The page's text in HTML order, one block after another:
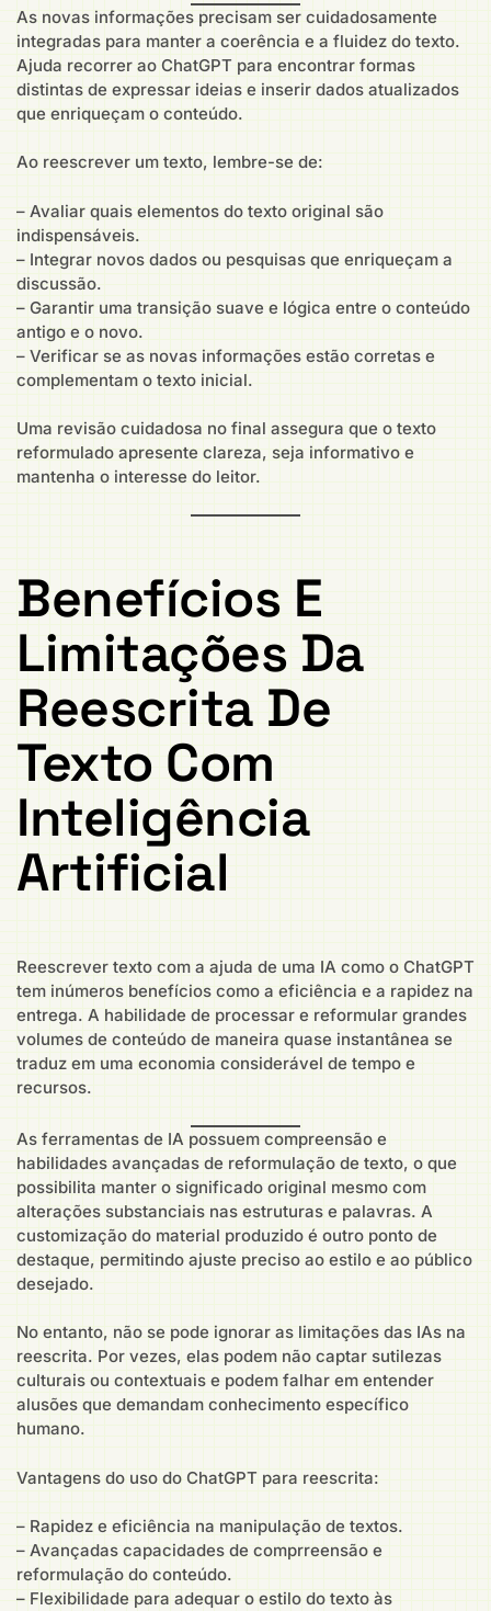
As novas informações precisam ser cuidadosamente
integradas para manter a coerência e a fluidez do texto.
Ajuda recorrer ao ChatGPT para encontrar formas
distintas de expressar ideias e inserir dados atualizados
que enriqueçam o conteúdo.
Ao reescrever um texto, lembre-se de:
– Avaliar quais elementos do texto original são
indispensáveis.
– Integrar novos dados ou pesquisas que enriqueçam a
discussão.
– Garantir uma transição suave e lógica entre o conteúdo
antigo e o novo.
– Verificar se as novas informações estão corretas e
complementam o texto inicial.
Uma revisão cuidadosa no final assegura que o texto
reformulado apresente clareza, seja informativo e
mantenha o interesse do leitor.
Benefícios E
Limitações Da
Reescrita De
Texto Com
Inteligência
Artificial
Reescrever texto com a ajuda de uma IA como o ChatGPT
tem inúmeros benefícios como a eficiência e a rapidez na
entrega. A habilidade de processar e reformular grandes
volumes de conteúdo de maneira quase instantânea se
traduz em uma economia considerável de tempo e
recursos.
As ferramentas de IA possuem compreensão e
habilidades avançadas de reformulação de texto, o que
possibilita manter o significado original mesmo com
alterações substanciais nas estruturas e palavras. A
customização do material produzido é outro ponto de
destaque, permitindo ajuste preciso ao estilo e ao público
desejado.
No entanto, não se pode ignorar as limitações das IAs na
reescrita. Por vezes, elas podem não captar sutilezas
culturais ou contextuais e podem falhar em entender
alusões que demandam conhecimento específico
humano.
Vantagens do uso do ChatGPT para reescrita:
– Rapidez e eficiência na manipulação de textos.
– Avançadas capacidades de comprreensão e
reformulação do conteúdo.
– Flexibilidade para adequar o estilo do texto às